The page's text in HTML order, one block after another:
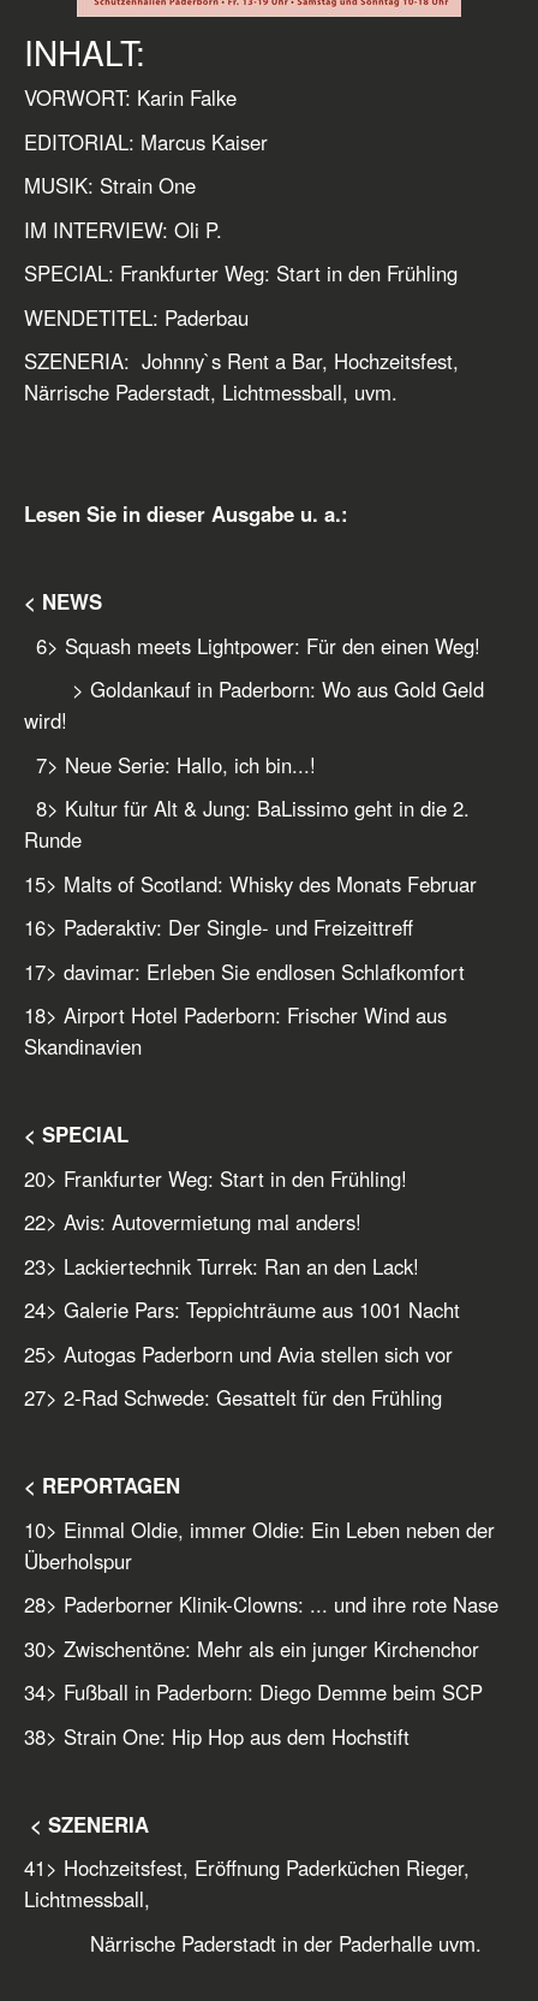
INHALT:
VORWORT: Karin Falke
EDITORIAL: Marcus Kaiser
MUSIK: Strain One
IM INTERVIEW: Oli P.
SPECIAL: Frankfurter Weg: Start in den Frühling
WENDETITEL: Paderbau
SZENERIA: Johnny`s Rent a Bar, Hochzeitsfest,
Närrische Paderstadt, Lichtmessball, uvm.
Lesen Sie in dieser Ausgabe u. a.:
< NEWS
6> Squash meets Lightpower: Für den einen Weg!
> Goldankauf in Paderborn: Wo aus Gold Geld
wird!
7> Neue Serie: Hallo, ich bin...!
8> Kultur für Alt & Jung: BaLissimo geht in die 2.
Runde
15> Malts of Scotland: Whisky des Monats Februar
16> Paderaktiv: Der Single- und Freizeittreff
17> davimar: Erleben Sie endlosen Schlafkomfort
18> Airport Hotel Paderborn: Frischer Wind aus
Skandinavien
< SPECIAL
20> Frankfurter Weg: Start in den Frühling!
22> Avis: Autovermietung mal anders!
23> Lackiertechnik Turrek: Ran an den Lack!
24> Galerie Pars: Teppichträume aus 1001 Nacht
25> Autogas Paderborn und Avia stellen sich vor
27> 2-Rad Schwede: Gesattelt für den Frühling
< REPORTAGEN
10> Einmal Oldie, immer Oldie: Ein Leben neben der
Überholspur
28> Paderborner Klinik-Clowns: ... und ihre rote Nase
30> Zwischentöne: Mehr als ein junger Kirchenchor
34> Fußball in Paderborn: Diego Demme beim SCP
38> Strain One: Hip Hop aus dem Hochstift
< SZENERIA
41 > Hochzeitsfest, Eröffnung Paderküchen Rieger,
Lichtmessball,
Närrische Paderstadt in der Paderhalle uvm.